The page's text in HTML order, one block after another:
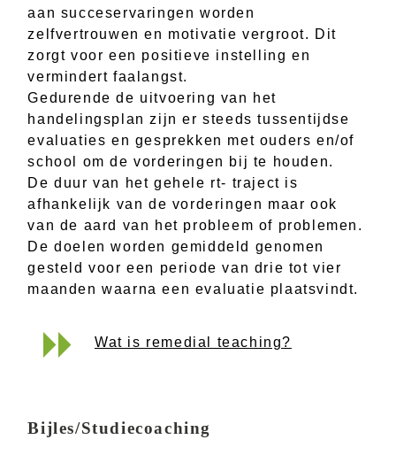
aan succeservaringen worden
zelfvertrouwen en motivatie vergroot. Dit
zorgt voor een positieve instelling en
vermindert faalangst.
Gedurende de uitvoering van het
handelingsplan zijn er steeds tussentijdse
evaluaties en gesprekken met ouders en/of
school om de vorderingen bij te houden.
De duur van het gehele rt- traject is
afhankelijk van de vorderingen maar ook
van de aard van het probleem of problemen.
De doelen worden gemiddeld genomen
gesteld voor een periode van drie tot vier
maanden waarna een evaluatie plaatsvindt.
Wat is remedial teaching?
Bijles/Studiecoaching